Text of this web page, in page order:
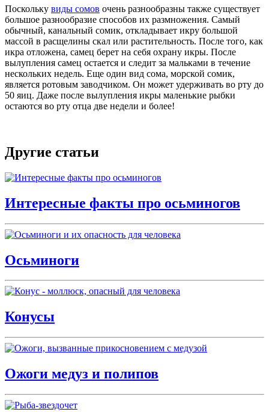
Поскольку виды сомов очень разнообразны также существует
большое разнообразие способов их размножения. Самый
обычный, канальный сомик, откладывает икру большой
массой в расщелины скал или растительность. После того, как
икра отложена, самец берет на себя охрану икры. После
вылупления самец остается и следит за мальками в течение
нескольких недель. Еще один вид сома, морской сомик,
является ротовым заводчиком. Он может удерживать во рту до
50 яиц. Даже после вылупления икры маленькие рыбки
остаются во рту отца две недели и более!
Другие статьи
Интересные факты про осьминогов
Осьминоги
Конусы
Ожоги медуз и полипов